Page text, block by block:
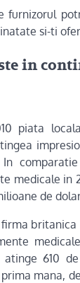
furnizorul
si-ti
in
piata
medicale in
de
firma
610
mana,